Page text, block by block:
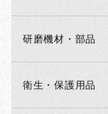
研磨機材・部品
衛生・保護用品